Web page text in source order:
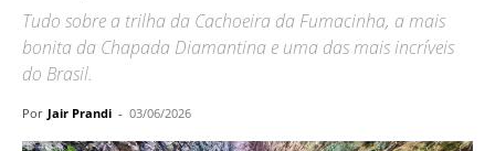
Tudo sobre a trilha da Cachoeira da Fumacinha, a mais
bonita da Chapada Diamantina e uma das mais incríveis
do Brasil.
Por Jair Prandi - 03/06/2026